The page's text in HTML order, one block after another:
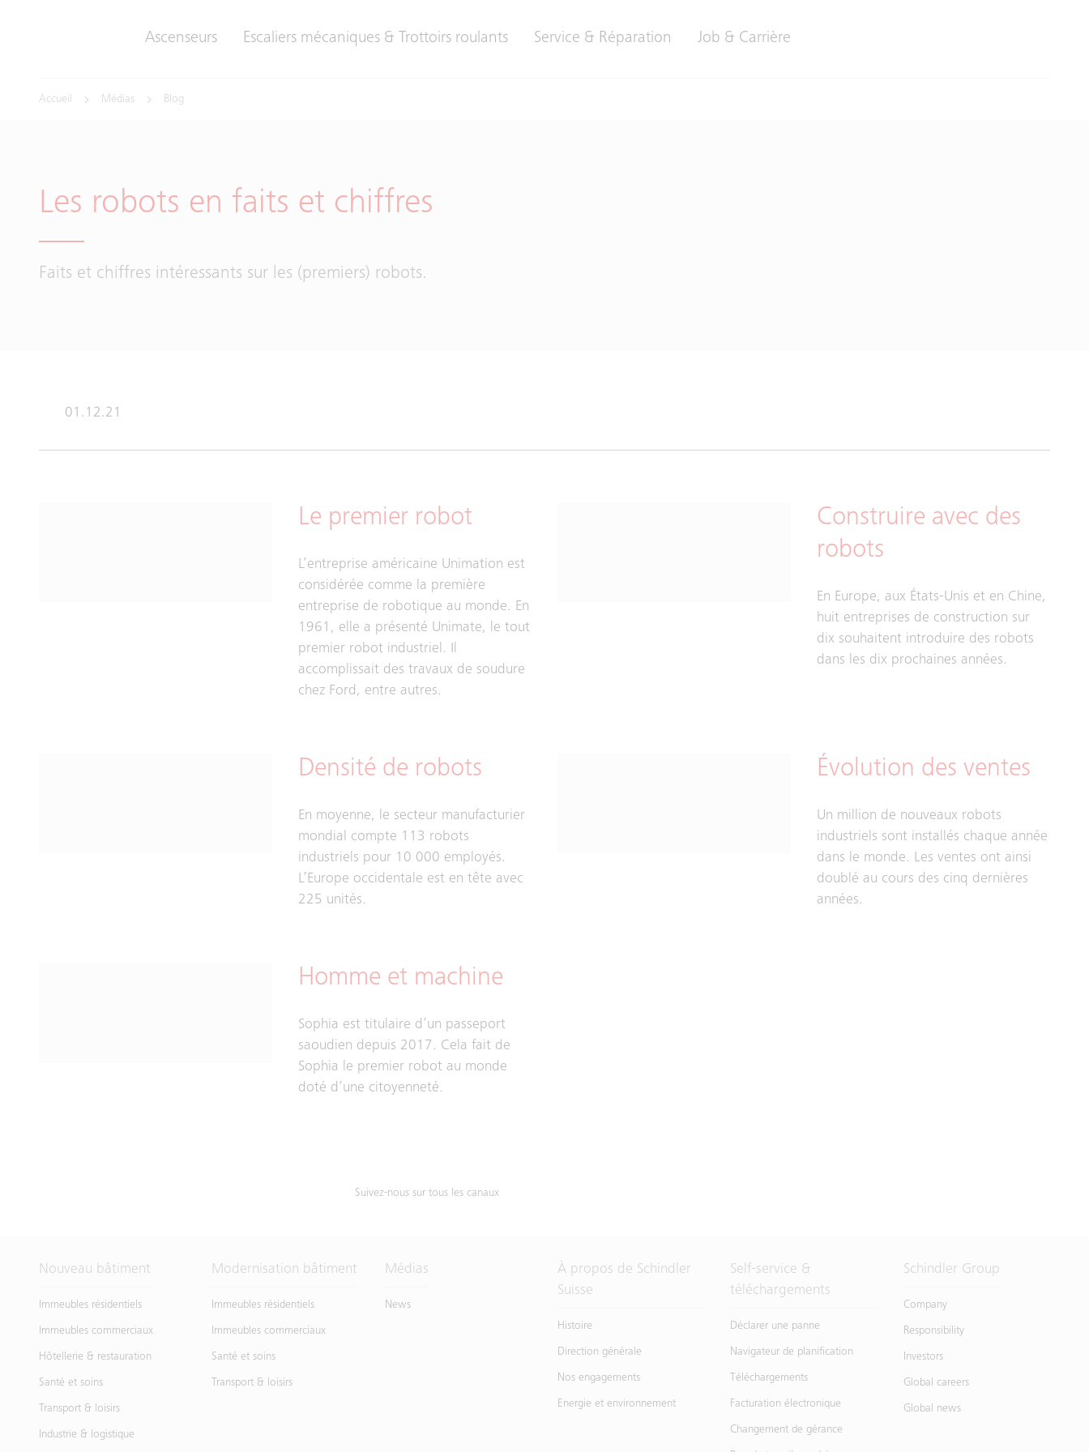
Ascenseurs Escaliers mécaniques & Trottoirs roulants Service & Réparation Job & Carrière
Accueil Médias Blog
Les robots en faits et chiffres
Faits et chiffres intéressants sur les (premiers) robots.
01.12.21
Le premier robot
L’entreprise américaine Unimation est
considérée comme la première
entreprise de robotique au monde. En
1961, elle a présenté Unimate, le tout
premier robot industriel. Il
accomplissait des travaux de soudure
chez Ford, entre autres.
Construire avec des
robots
En Europe, aux États-Unis et en Chine,
huit entreprises de construction sur
dix souhaitent introduire des robots
dans les dix prochaines années.
Densité de robots
En moyenne, le secteur manufacturier
mondial compte 113 robots
industriels pour 10 000 employés.
L’Europe occidentale est en tête avec
225 unités.
Évolution des ventes
Un million de nouveaux robots
industriels sont installés chaque année
dans le monde. Les ventes ont ainsi
doublé au cours des cinq dernières
années.
Homme et machine
Sophia est titulaire d’un passeport
saoudien depuis 2017. Cela fait de
Sophia le premier robot au monde
doté d’une citoyenneté.
Suivez-nous sur tous les canaux
Nouveau bâtiment
Immeubles résidentiels
Immeubles commerciaux
Hôtellerie & restauration
Santé et soins
Transport & loisirs
Industrie & logistique
Modernisation bâtiment
Immeubles résidentiels
Immeubles commerciaux
Santé et soins
Transport & loisirs
Médias
News
À propos de Schindler
Suisse
Histoire
Direction générale
Nos engagements
Energie et environnement
Self-service &
téléchargements
Déclarer une panne
Navigateur de planification
Téléchargements
Facturation électronique
Changement de gérance
Schindler Group
Company
Responsibility
Investors
Global careers
Global news